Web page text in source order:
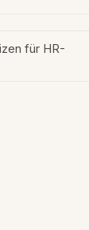
für HR-